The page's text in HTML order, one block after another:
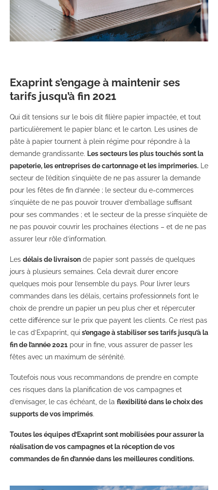
Exaprint s’engage à maintenir ses
tarifs jusqu’à fin 2021
Qui dit tensions sur le bois dit filière papier impactée, et tout
particulièrement le papier blanc et le carton. Les usines de
pâte à papier tournent à plein régime pour répondre à la
demande grandissante. Les secteurs les plus touchés sont la
papeterie, les entreprises de cartonnage et les imprimeries. Le
secteur de l’édition s’inquiète de ne pas assurer la demande
pour les fêtes de fin d’année ; le secteur du e-commerces
s’inquiète de ne pas pouvoir trouver d’emballage suffisant
pour ses commandes ; et le secteur de la presse s’inquiète de
ne pas pouvoir couvrir les prochaines élections – et de ne pas
assurer leur rôle d’information.
Les délais de livraison de papier sont passés de quelques
jours à plusieurs semaines. Cela devrait durer encore
quelques mois pour l’ensemble du pays. Pour livrer leurs
commandes dans les délais, certains professionnels font le
choix de prendre un papier un peu plus cher et répercuter
cette différence sur le prix que payent les clients. Ce n’est pas
le cas d’Expaprint, qui s’engage à stabiliser ses tarifs jusqu’à la
fin de l’année 2021 pour in fine, vous assurer de passer les
fêtes avec un maximum de sérénité.
Toutefois nous vous recommandons de prendre en compte
ces risques dans la planification de vos campagneset
d’envisager, le cas échéant, de la flexibilité dans le choix des
supports de vos imprimés.
Toutes les équipes d’Exaprint sont mobilisées pour assurer la
réalisation de vos campagnes et la réception de vos
commandes de fin d’année dans les meilleures conditions.